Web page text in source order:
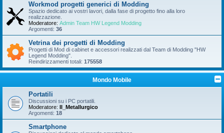
Workmod progetti generici di Modding
Spazio dedicato ai vostri lavori, dalla fase di progetto fino alla loro
realizzazione.
Moderatore: Admin Team HW Legend Modding
Argomenti: 36
Vetrina dei progetti di Modding
Progetti di Mod di cabinet e accessori realizzati dal Team di Modding "HW
Legend Modding".
Reindirizzamenti totali: 175558
Mondo Mobile
Portatili
Discussioni su i PC portatili.
Moderatore: Il_Metallurgico
Argomenti: 18
Smartphone